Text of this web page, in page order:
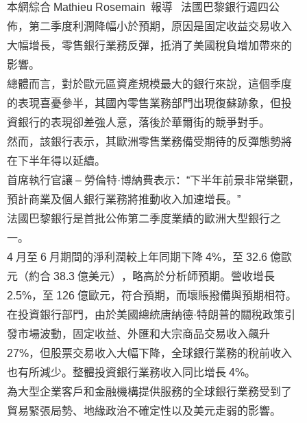
本網綜合 Mathieu Rosemain 報導 法國巴黎銀行週四公
佈，第二季度利潤降幅小於預期，原因是固定收益交易收入
大幅增長，零售銀行業務反彈，抵消了美國稅負增加帶來的
影響。
總體而言，對於歐元區資產規模最大的銀行來說，這個季度
的表現喜憂參半，其國內零售業務部門出現復蘇跡象，但投
資銀行的表現卻差強人意，落後於華爾街的競爭對手。
然而，該銀行表示，其歐洲零售業務備受期待的反彈態勢將
在下半年得以延續。
首席執行官讓 – 勞倫特·博納費表示：“下半年前景非常樂觀，
預計商業及個人銀行業務將推動收入加速增長。”
法國巴黎銀行是首批公佈第二季度業績的歐洲大型銀行之
一。
4 月至 6 月期間的淨利潤較上年同期下降 4%，至 32.6 億歐
元（約合 38.3 億美元），略高於分析師預期。營收增長
2.5%，至 126 億歐元，符合預期，而壞賬撥備與預期相符。
在投資銀行部門，由於美國總統唐納德·特朗普的關稅政策引
發市場波動，固定收益、外匯和大宗商品交易收入飆升
27%，但股票交易收入大幅下降，全球銀行業務的稅前收入
也有所減少。整體投資銀行業務收入同比增長 4%。
為大型企業客戶和金融機構提供服務的全球銀行業務受到了
貿易緊張局勢、地緣政治不確定性以及美元走弱的影響。